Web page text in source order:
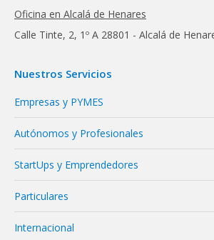
Oficina en Alcalá de Henares
Calle Tinte, 2, 1º A 28801 - Alcalá de
Nuestros Servicios
Empresas y PYMES
Autónomos y Profesionales
StartUps y Emprendedores
Particulares
Internacional